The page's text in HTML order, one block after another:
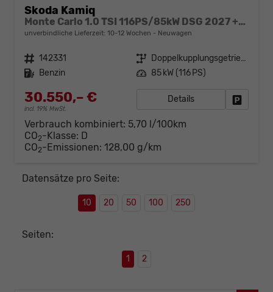
Skoda Kamiq
Monte Carlo 1.0 TSI 116PS/85kW DSG 2027 +ACC +PANO +MATRIX +17" ALU
unverbindliche Lieferzeit: 10-12 Wochen Neuwagen
Fahrzeugnr. 142331 Getriebe
Doppelkupplungsgetriebe (DSG)
Kraftstoff Benzin Leistung 85 kW (116 PS)
30.550,– €
incl. 19% MwSt.
Details
Verbrauch kombiniert: 5,70 l/100km
CO2-Klasse: D
CO2-Emissionen: 128,00 g/km
Datensätze pro Seite:
10 20 50 100 250
Seiten:
1 2